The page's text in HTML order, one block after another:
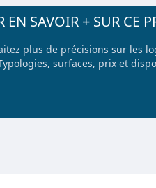
EN SAVOIR + SUR CE
plus de précisions sur les
surfaces, prix et